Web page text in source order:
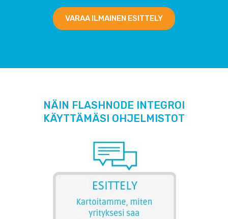
VARAA ILMAINEN ESITTELY
NÄIN FLASHNODE INTEGROI
KÄYTTÄMÄSI OHJELMISTOT